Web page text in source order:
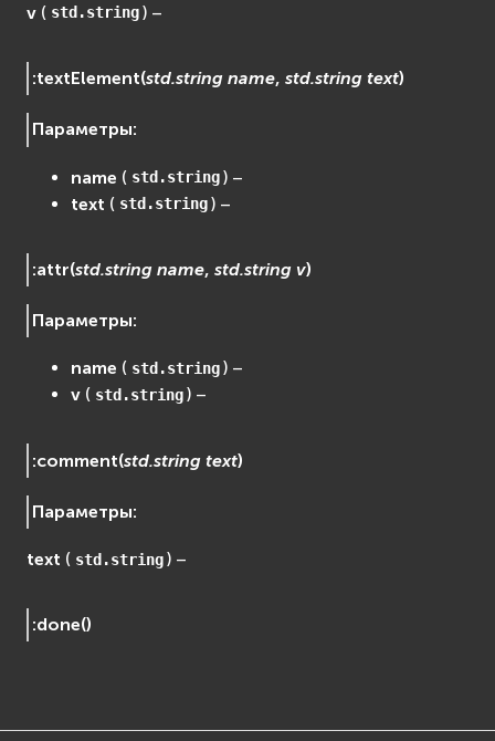
v ( std.string ) –
:textElement(std.string name,std.string text)
Параметры:
name ( std.string ) –
text ( std.string ) –
:attr(std.string name,std.string v)
Параметры:
name ( std.string ) –
v ( std.string ) –
:comment(std.string text)
Параметры:
text ( std.string ) –
:done()